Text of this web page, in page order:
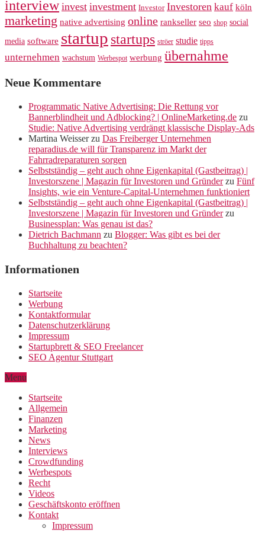
interview invest investment Investor Investoren kauf köln
marketing native advertising online rankseller seo shop social
media software startup startups ströer studie tipps
unternehmen wachstum Werbespot werbung übernahme
Neue Kommentare
Programmatic Native Advertising: Die Rettung vor
Bannerblindheit und Adblocking? | OnlineMarketing.de zu
Studie: Native Advertising verdrängt klassische Display-Ads
Martina Weisserzu Das Freiberger Unternehmen
reparadius.de will für Transparenz im Markt der
Fahrradreparaturen sorgen
Selbstständig – geht auch ohne Eigenkapital (Gastbeitrag) |
Investorszene | Magazin für Investoren und Gründerzu Fünf
Insights, wie ein Venture-Capital-Unternehmen funktioniert
Selbstständig – geht auch ohne Eigenkapital (Gastbeitrag) |
Investorszene | Magazin für Investoren und Gründerzu
Businessplan: Was genau ist das?
Dietrich Bachmann zu Blogger: Was gibt es bei der
Buchhaltung zu beachten?
Informationen
Startseite
Werbung
Kontaktformular
Datenschutzerklärung
Impressum
Startupbrett & SEO Freelancer
SEO Agentur Stuttgart
Menu
Startseite
Allgemein
Finanzen
Marketing
News
Interviews
Crowdfunding
Werbespots
Recht
Videos
Geschäftskonto eröffnen
Kontakt
Impressum